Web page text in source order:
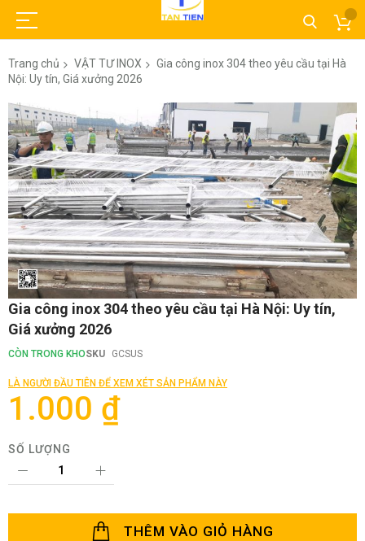
Trang chủ VẬT TƯ INOX
Gia công inox 304 theo yêu cầu tại Hà
Nội: Uy tín, Giá xưởng 2026
Chuyển
đến
phần
đầu
của
thư
viện
hình
ảnh
Chuyển
phần
đầu
của
thư
viện
hình
Gia công inox 304 theo yêu cầu tại Hà Nội: Uy tín,
Giá xưởng 2026
CÒN TRONG KHOSKU GCSUS
LÀ NGƯỜI ĐẦU TIÊN ĐỂ XEM XÉT SẢN PHẨM NÀY
1.000 ₫
SỐ LƯỢNG
THÊM VÀO GIỎ HÀNG